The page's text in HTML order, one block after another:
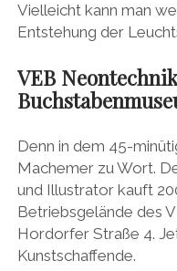
Vielleicht kann man
Entstehung der
VEB
Denn in dem 45-
Machemer zu Wort.
und Illustrator kauft
Betriebsgelände des
Hordorfer Straße 4.
Kunstschaffende.